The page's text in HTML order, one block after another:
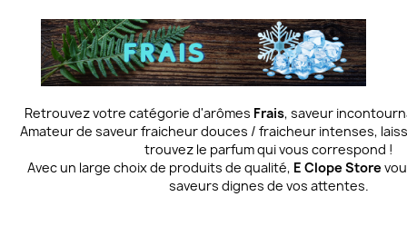
Retrouvez votre catégorie d'arômes Frais, saveur
Amateur de saveur fraicheur douces / fraicheur intenses,
trouvez le parfum qui vous correspond !
Avec un large choix de produits de qualité, E Clope Store
saveurs dignes de vos attentes.